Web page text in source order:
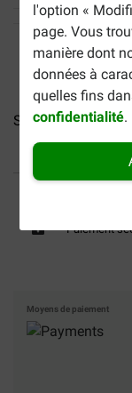
l'option «
page. Vous
manière dont
données à
quelles fins
confidentialité.
Schesir thon avec
40% moins
Paiement
Moyens de paiement